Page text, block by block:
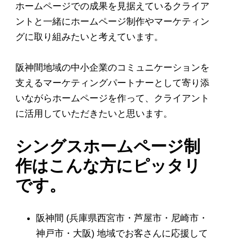
ホームページでの成果を見据えているクライア
ントと一緒にホームページ制作やマーケティン
グに取り組みたいと考えています。
阪神間地域の中小企業のコミュニケーションを
支えるマーケティングパートナーとして寄り添
いながらホームページを作って、クライアント
に活用していただきたいと思います。
シングスホームページ制
作はこんな方にピッタリ
です。
阪神間 (兵庫県西宮市・芦屋市・尼崎市・
神戸市・大阪) 地域でお客さんに応援して